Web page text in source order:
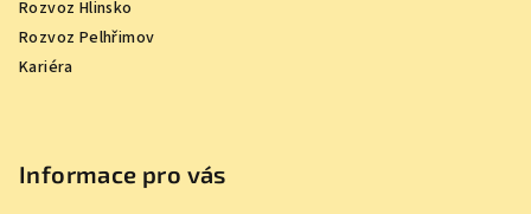
Rozvoz Hlinsko
Rozvoz Pelhřimov
Kariéra
Informace pro vás